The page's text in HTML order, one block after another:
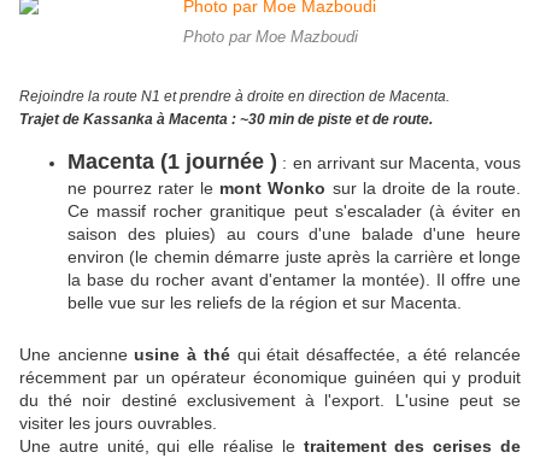
Photo par Moe Mazboudi
Rejoindre la route N1 et prendre à droite en direction de Macenta.
Trajet de Kassanka à Macenta : ~30 min de piste et de route.
Macenta (1 journée ) : en arrivant sur Macenta, vous
ne pourrez rater le mont Wonko sur la droite de la route.
Ce massif rocher granitique peut s'escalader (à éviter en
saison des pluies) au cours d'une balade d'une heure
environ (le chemin démarre juste après la carrière et longe
la base du rocher avant d'entamer la montée). Il offre une
belle vue sur les reliefs de la région et sur Macenta.
Une ancienneusine à théqui était désaffectée, a été relancée
récemment par un opérateur économique guinéen qui y produit
du thé noir destiné exclusivement à l'export. L'usine peut se
visiter les jours ouvrables.
Une autre unité, qui elle réalise le traitement des cerises de